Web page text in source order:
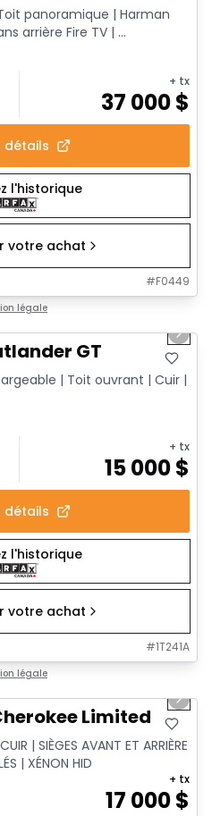
panoramique | Harman
arrière Fire TV | ...
+ tx
37 000$
détails
l'historique
votre achat
#F0449
légale
Next
GT
| Toit ouvrant | Cuir |
+ tx
15 000$
détails
l'historique
votre achat
#1T241A
légale
Next
Limited
| SIÈGES AVANT ET ARRIÈRE
| XÉNON HID
17 000$
+ tx